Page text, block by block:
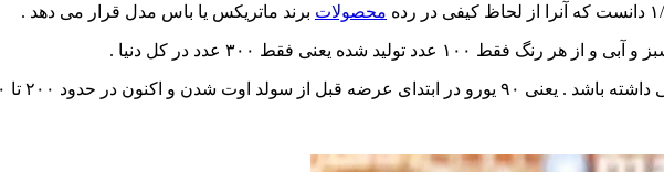
محصولات برند ماتریکس یا باس مدل قرار می دهد .
شده یعنی فقط ۳۰۰ عدد در کل دنیا .
۹۰ یورو در ابتدای عرضه قبل از سولد اوت شدن و اکنون در حدود ۲۰۰ تا ۲۵۰ یورو در صورت یافتن